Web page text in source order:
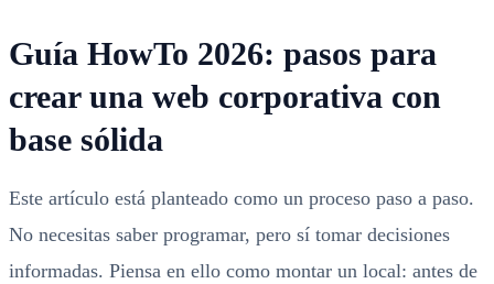
Guía HowTo 2026: pasos para
crear una web corporativa con
base sólida
Este artículo está planteado como un proceso paso a paso.
No necesitas saber programar, pero sí tomar decisiones
informadas. Piensa en ello como montar un local: antes de